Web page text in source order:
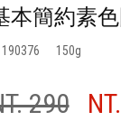
本簡約素
150
290